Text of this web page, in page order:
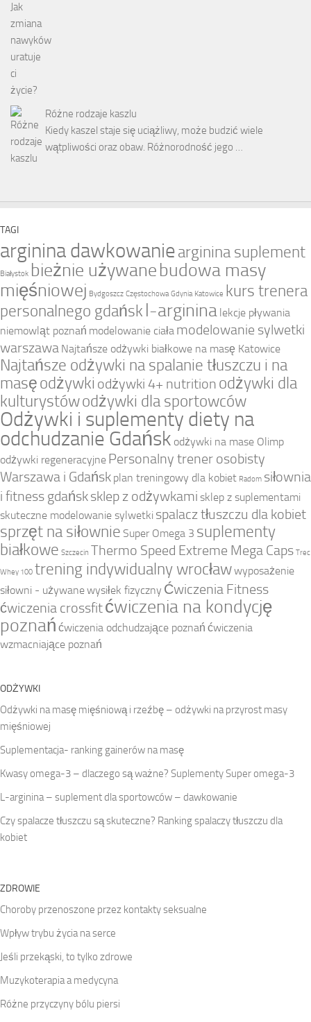
Różne rodzaje kaszlu
Kiedy kaszel staje się uciążliwy, może budzić wiele
wątpliwości oraz obaw. Różnorodność jego …
TAGI
arginina dawkowaniearginina suplement
Białystok bieżnie używanebudowa masy
mięśniowej Bydgoszcz Częstochowa Gdynia Katowice kurs trenera
personalnego gdańsk l-arginina lekcje pływania
niemowląt poznań modelowanie ciała modelowanie sylwetki
warszawa Najtańsze odżywki białkowe na masę Katowice
Najtańsze odżywki na spalanie tłuszczu i na
masęodżywki odżywki 4+ nutrition odżywki dla
kulturystówodżywki dla sportowców
Odżywki i suplementy diety na
odchudzanie Gdańsk odżywki na mase Olimp
odżywki regeneracyjne Personalny trener osobisty
Warszawa i Gdańsk plan treningowy dla kobiet Radom siłownia
i fitness gdańsksklep z odżywkami sklep z suplementami
skuteczne modelowanie sylwetki spalacz tłuszczu dla kobiet
sprzęt na siłownie Super Omega 3 suplementy
białkowe Szczecin Thermo Speed Extreme Mega Caps Trec
Whey 100 trening indywidualny wrocławwyposażenie
siłowni - używanewysiłek fizyczny Ćwiczenia Fitness
ćwiczenia crossfitćwiczenia na kondycję
poznań ćwiczenia odchudzające poznań ćwiczenia
wzmacniające poznań
ODŻYWKI
Odżywki na masę mięśniową i rzeźbę – odżywki na przyrost masy
mięśniowej
Suplementacja- ranking gainerów na masę
Kwasy omega-3 – dlaczego są ważne? Suplementy Super omega-3
L-arginina – suplement dla sportowców – dawkowanie
Czy spalacze tłuszczu są skuteczne? Ranking spalaczy tłuszczu dla
kobiet
ZDROWIE
Choroby przenoszone przez kontakty seksualne
Wpływ trybu życia na serce
Jeśli przekąski, to tylko zdrowe
Muzykoterapia a medycyna
Różne przyczyny bólu piersi